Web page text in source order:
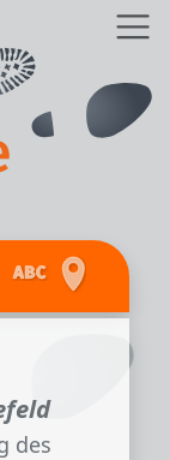
des